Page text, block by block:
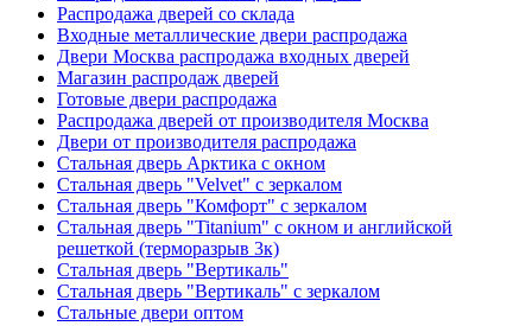
Распродажа дверей со склада
Входные металлические двери распродажа
Двери Москва распродажа входных дверей
Магазин распродаж дверей
Готовые двери распродажа
Распродажа дверей от производителя Москва
Двери от производителя распродажа
Стальная дверь Арктика с окном
Стальная дверь "Velvet" с зеркалом
Стальная дверь "Комфорт" с зеркалом
Стальная дверь "Titanium" с окном и английской
решеткой (терморазрыв 3к)
Стальная дверь "Вертикаль"
Стальная дверь "Вертикаль" с зеркалом
Стальные двери оптом